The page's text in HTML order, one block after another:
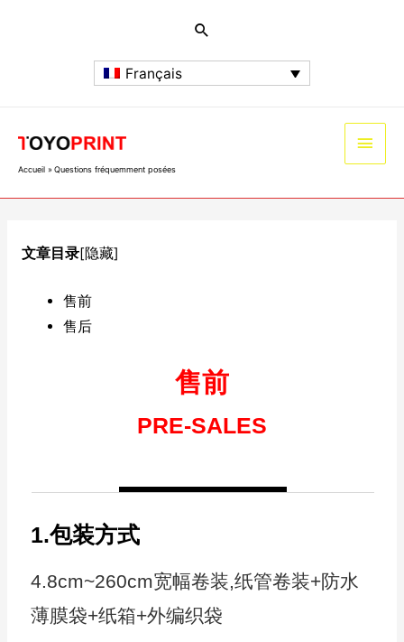
Français
Accueil Questions fréquemment posées
文章目录[隐藏]
售前
售后
售前
PRE-SALES
1.包装方式
4.8cm~260cm宽幅卷装,纸管卷装+防水
薄膜袋+纸箱+外编织袋